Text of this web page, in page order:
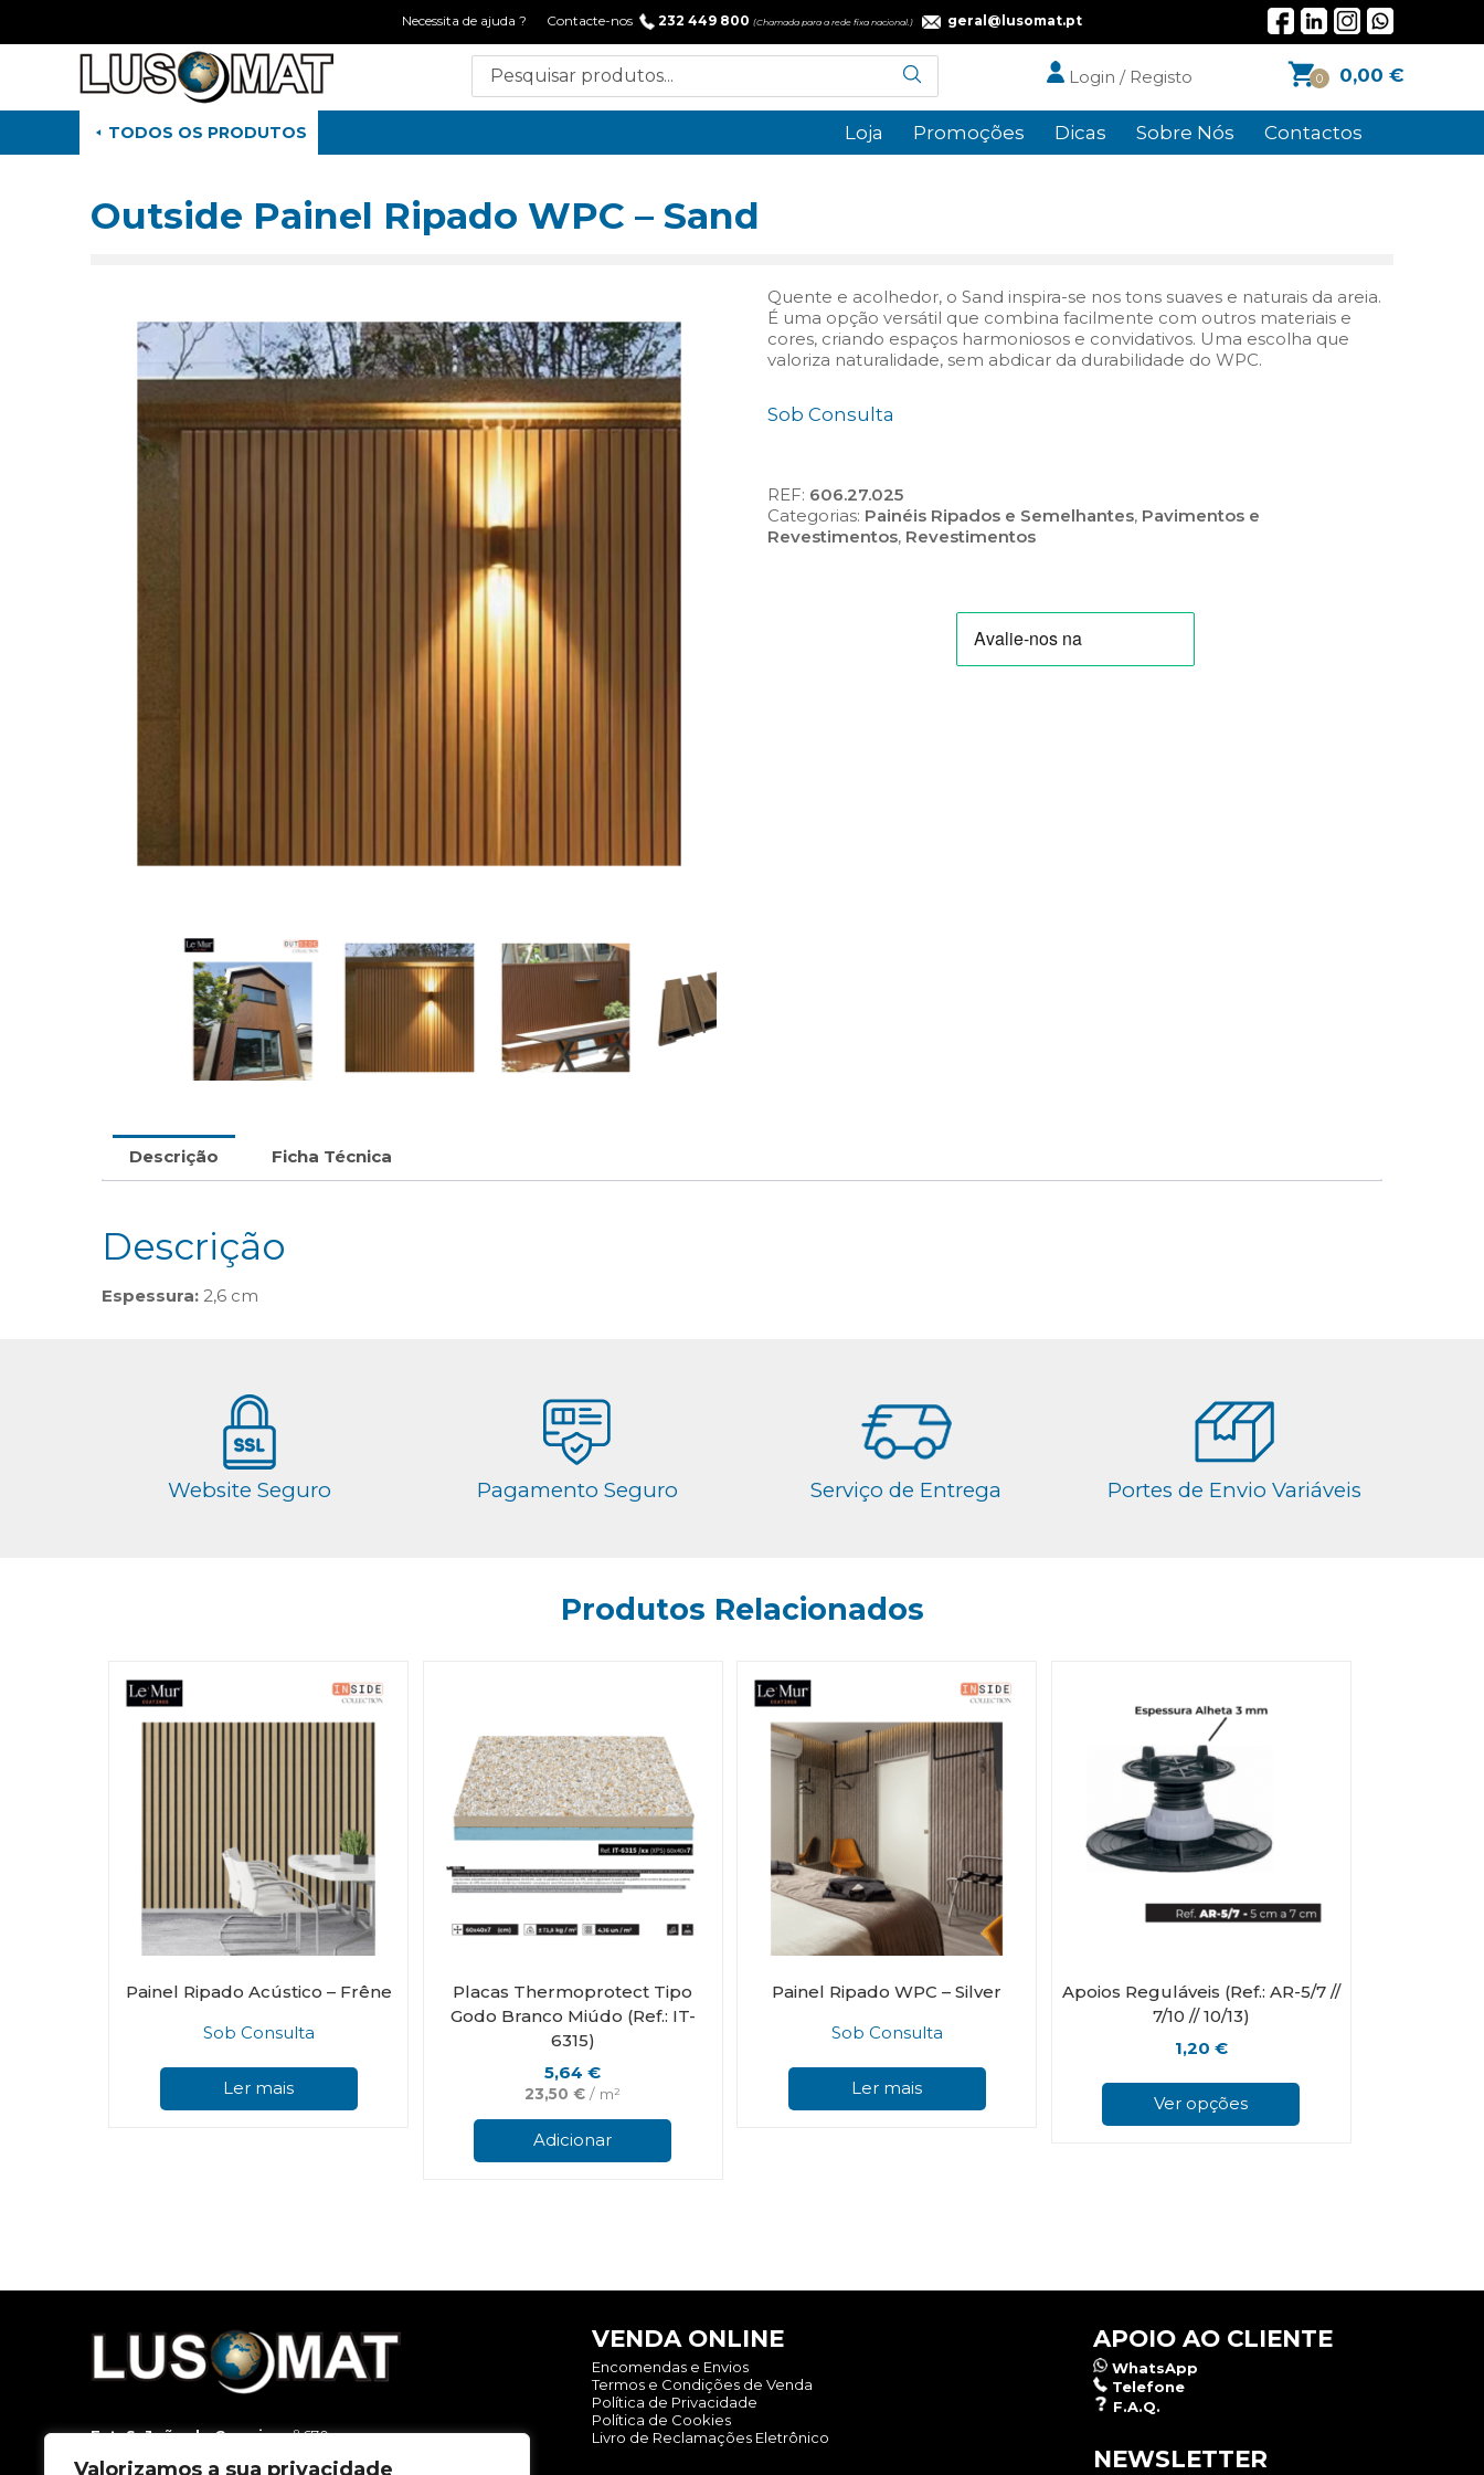
Valorizamos a sua privacidade
Necessita de ajuda ? Contacte-nos 232 449 800 (Chamada para a rede fixa nacional.) geral@lusomat.pt
0 0,00 €
Login / Registo
TODOS OS PRODUTOS Loja Promoções Dicas Sobre Nós Contactos
Outside Painel Ripado WPC – Sand
Quente e acolhedor, o Sand inspira-se nos tons suaves e naturais da areia.
É uma opção versátil que combina facilmente com outros materiais e
cores, criando espaços harmoniosos e convidativos. Uma escolha que
valoriza naturalidade, sem abdicar da durabilidade do WPC.
Sob Consulta
REF: 606.27.025
Categorias: Painéis Ripados e Semelhantes, Pavimentos e
Revestimentos, Revestimentos
Descrição Ficha Técnica
Descrição
Espessura: 2,6 cm
Website Seguro Pagamento Seguro Serviço de Entrega Portes de Envio Variáveis
Produtos Relacionados
Painel Ripado Acústico – Frêne
Sob Consulta
Ler mais
Placas Thermoprotect Tipo
Godo Branco Miúdo (Ref.: IT-
6315)
5,64€
23,50€ / m²
Adicionar
Painel Ripado WPC – Silver
Sob Consulta
Ler mais
Apoios Reguláveis (Ref.: AR-5/7 //
7/10 // 10/13)
1,20 €
Ver opções
on
Est. S. João da Carreira, nº 670
VENDA ONLINE
Encomendas e Envios
Termos e Condições de Venda
Política de Privacidade
Política de Cookies
Livro de Reclamações Eletrônico
APOIO AO CLIENTE
WhatsApp
Telefone
F.A.Q.
NEWSLETTER